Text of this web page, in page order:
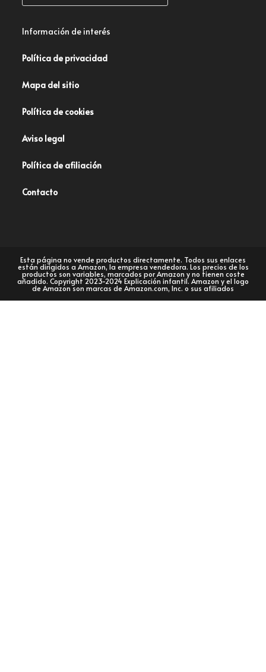
Información de interés
Política de privacidad
Mapa del sitio
Política de cookies
Aviso legal
Política de afiliación
Contacto
Esta página no vende productos directamente. Todos sus enlaces
están dirigidos a Amazon, la empresa vendedora. Los precios de los
productos son variables, marcados por Amazon y no tienen coste
añadido. Copyright 2023-2024 Explicación infantil. Amazon y el logo
de Amazon son marcas de Amazon.com, Inc. o sus afiliados